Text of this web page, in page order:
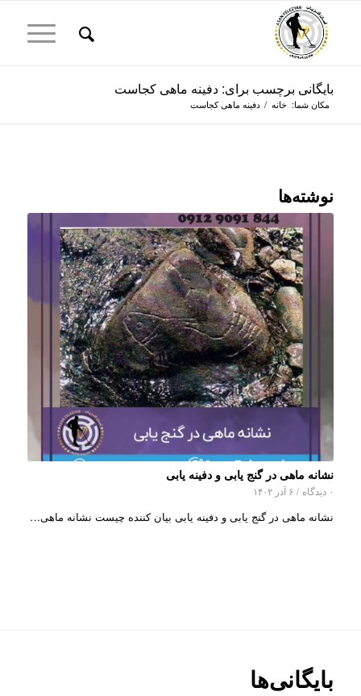
بایگانی برچسب برای: دفینه ماهی کجاست
مکان شما: خانه / دفینه ماهی کجاست
نوشته‌ها
نشانه ماهی در گنج یابی و دفینه یابی
۰ دیدگاه / ۶ آذر ۱۴۰۲
نشانه ماهی در گنج یابی و دفینه یابی بیان کننده چیست نشانه ماهی…
بایگانی‌ها